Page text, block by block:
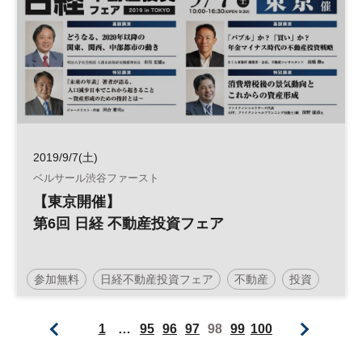
2019/9/7(土)
ベルサール渋谷ファースト
【東京開催】
第6回 日経 不動産投資フェア
参加無料 日経不動産投資フェア 不動産 投資
1 … 95 96 97 98 99 100